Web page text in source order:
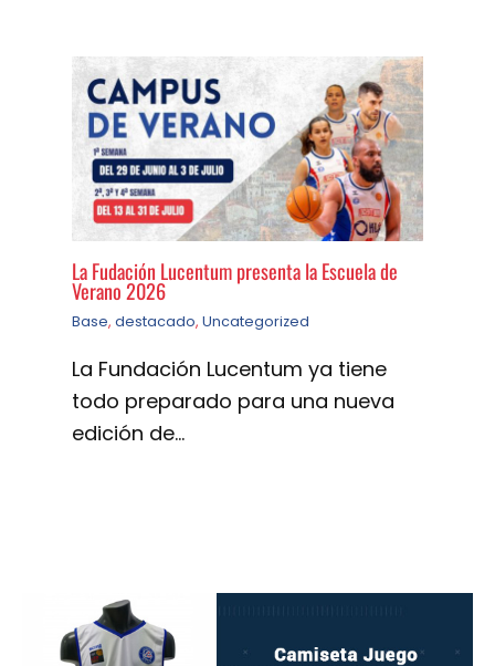
La Fudación Lucentum presenta la Escuela de
Verano 2026
Base, destacado, Uncategorized
La Fundación Lucentum ya tiene
todo preparado para una nueva
edición de…